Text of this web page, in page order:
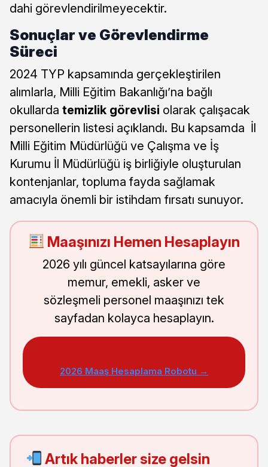
dahi görevlendirilmeyecektir.
Sonuçlar ve Görevlendirme
Süreci
2024 TYP kapsamında gerçekleştirilen
alımlarla, Milli Eğitim Bakanlığı’na bağlı
okullarda temizlik görevlisi olarak çalışacak
personellerin listesi açıklandı. Bu kapsamda İl
Milli Eğitim Müdürlüğü ve Çalışma ve İş
Kurumu İl Müdürlüğü iş birliğiyle oluşturulan
kontenjanlar, topluma fayda sağlamak
amacıyla önemli bir istihdam fırsatı sunuyor.
Maaşınızı Hemen Hesaplayın
2026 yılı güncel katsayılarına göre
memur, emekli, asker ve
sözleşmeli personel maaşınızı tek
sayfadan kolayca hesaplayın.
2026 Maaş Hesaplama Robotu →
Artık haberler size gelsin